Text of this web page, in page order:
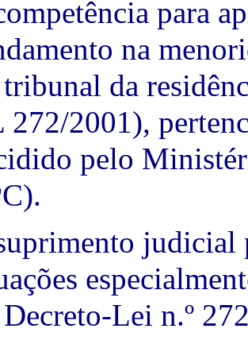
para
na
da
272/2001),
pelo
judicial
Lei n.º